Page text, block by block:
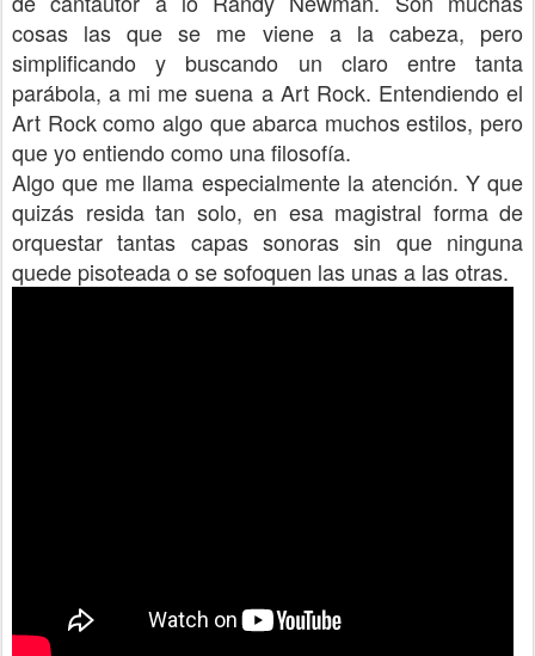
cosas las que se me viene a la cabeza, pero
simplificando y buscando un claro entre tanta
parábola, a mi me suena a Art Rock. Entendiendo el
Art Rock como algo que abarca muchos estilos, pero
que yo entiendo como una filosofía.
Algo que me llama especialmente la atención. Y que
quizás resida tan solo, en esa magistral forma de
orquestar tantas capas sonoras sin que ninguna
quede pisoteada o se sofoquen las unas a las otras.